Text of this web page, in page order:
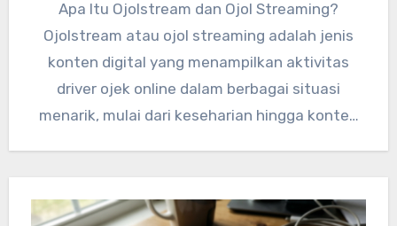
Apa Itu Ojolstream dan Ojol Streaming?
Ojolstream atau ojol streaming adalah jenis
konten digital yang menampilkan aktivitas
driver ojek online dalam berbagai situasi
menarik, mulai dari keseharian hingga konten